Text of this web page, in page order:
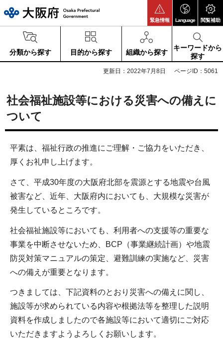
緊急情報 Language 閲覧補助
分類から探す 目的から探す 組織から探す
キーワードから
探す
更新日：2022年7月8日 ページID：5061
社会福祉施設等における災害への備えに
ついて
平素は、福祉行政の推進にご理解・ご協力をいただき、
厚くお礼申し上げます。
さて、平成30年度の大阪府北部を震源とする地震や台風
被害など、近年、大阪府内においても、大規模な災害が
発生しているところです。
社会福祉施設等においても、利用者への支援等の重要な
事業を中断させないため、BCP（事業継続計画）や地震
防災対策マニュアルの策定、避難訓練の実施など、災害
への備えが重要となります。
つきましては、下記資料のとおり災害への備えに関し、
施設等が求められている内容や根拠法等を整理した説明
資料を作成しましたので各施設等において適切にご対応
いただきますようよろしくお願いします。